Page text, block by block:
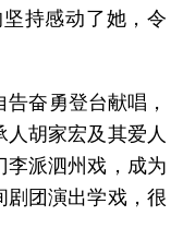
持感动了她，令
奋勇登台献唱，
胡家宏及其爱人
派泗州戏，成为
团演出学戏，很